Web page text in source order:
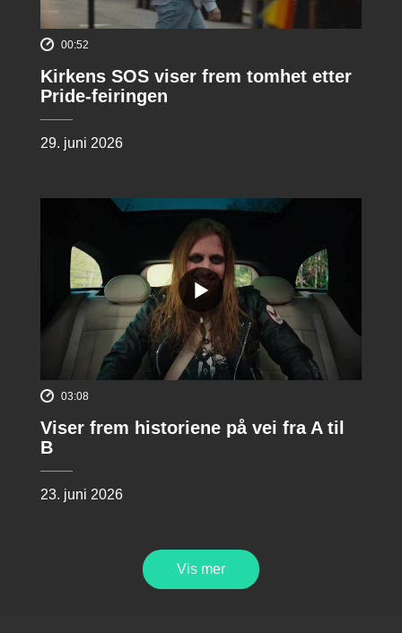
00:52
Kirkens SOS viser frem tomhet etter
Pride-feiringen
29. juni 2026
03:08
Viser frem historiene på vei fra A til
B
23. juni 2026
Vis mer